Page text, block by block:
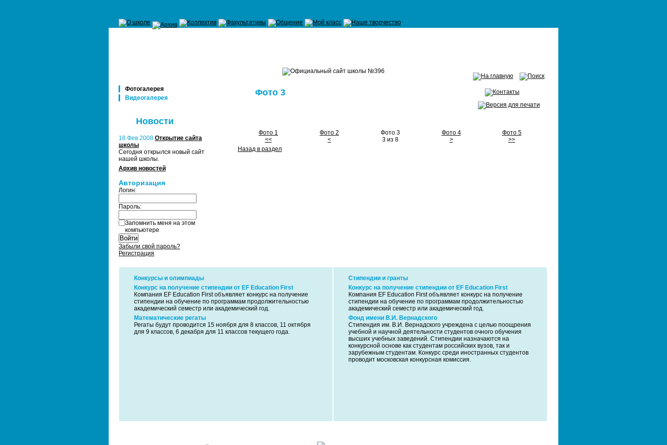
Фотогалерея
Видеогалерея
Новости
18 Фев 2008 Открытие сайта
школы
Сегодня открылся новый сайт
нашей школы.
Архив новостей
Авторизация
Логин:
Пароль:
Запомнить меня на этом
компьютере
Забыли свой пароль?
Регистрация
Фото 3
Фото 1 Фото 2 Фото 3 Фото 4
Фото 5
<<
< 3 из 8 >
>>
Назад в раздел
Конкурсы и олимпиады
Конкурс на получение стипендии от EF Education First
Компания EF Education First объявляет конкурс на получение
стипендии на обучение по программам продолжительностью
академический семестр или академический год.
Математические регаты
Регаты будут проводится 15 ноября для 8 классов, 11 октября
для 9 классов, 6 декабря для 11 классов текущего года.
Стипендии и гранты
Конкурс на получение стипендии от EF Education First
Компания EF Education First объявляет конкурс на получение
стипендии на обучение по программам продолжительностью
академический семестр или академический год.
Фонд имени В.И. Вернадского
Стипендия им. В.И. Вернадского учреждена с целью поощрения
учебной и научной деятельности студентов очного обучения
высших учебных заведений. Стипендии назначаются на
конкурсной основе как студентам российских вузов, так и
зарубежным студентам. Конкурс среди иностранных студентов
проводит московская конкурсная комиссия.